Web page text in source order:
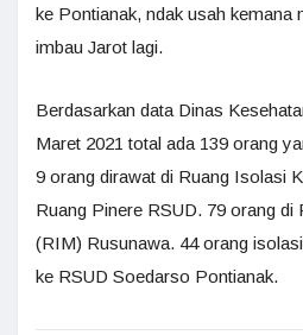
ke Pontianak, ndak usah kemana
imbau Jarot lagi.
Berdasarkan data Dinas
Maret 2021 total ada 139 orang
9 orang dirawat di Ruang Isolasi
Ruang Pinere RSUD. 79 orang di
(RIM) Rusunawa. 44 orang
ke RSUD Soedarso Pontianak.